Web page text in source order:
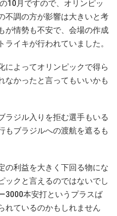
10月ですので、オリンピッ
不調の方が影響は大きいと考
が情勢も不安で、会場の作成
イキが行われていました。
によってオリンピックで得ら
なかったと言ってもいいかも
ラジル入りを拒む選手もいる
もブラジルへの渡航を遮るも
の利益を大きく下回る物にな
ックと言えるのではないでし
3000本安打というプラスば
れているのかもしれません